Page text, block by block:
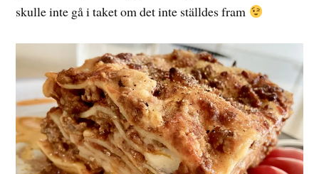
skulle inte gå i taket om det inte ställdes fram